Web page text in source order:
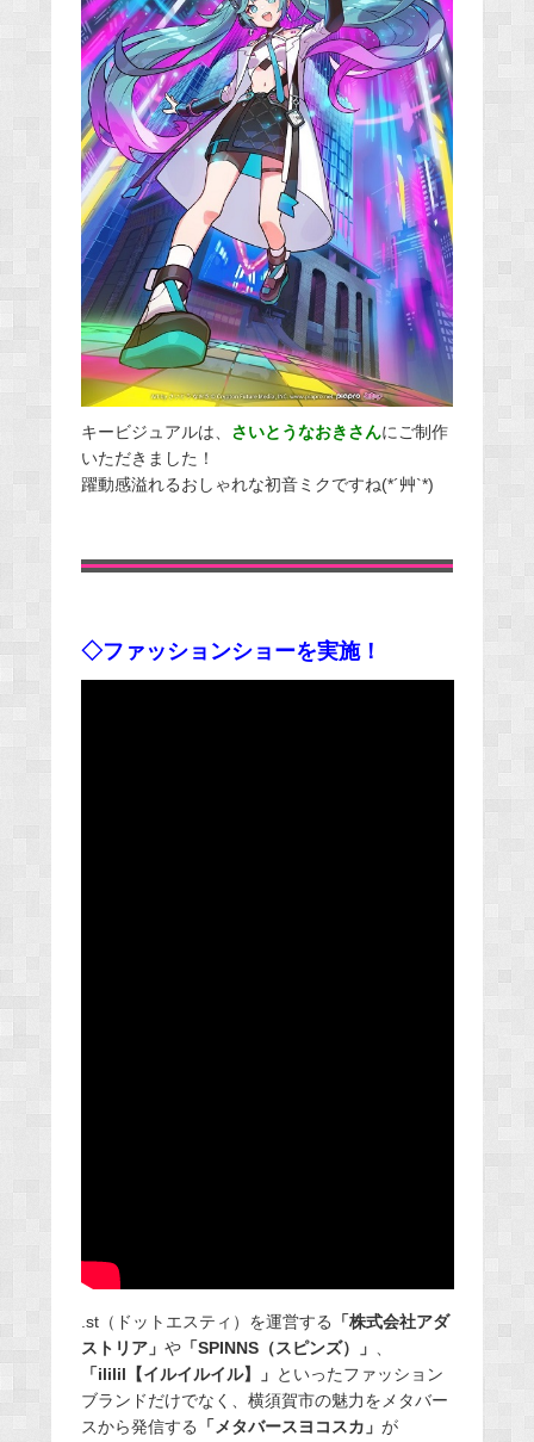
キービジュアルは、 さいとうなおきさんにご制作
いただきました！
躍動感溢れるおしゃれな初音ミクですね(*´艸`*)
◇ファッションショーを実施！
.st（ドットエスティ）を運営する 「株式会社アダ
ストリア」 や「SPINNS（スピンズ）」
「ililil【イルイルイル】」 といったファッション
ブランドだけでなく、横須賀市の魅力をメタバー
スから発信する 「メタバースヨコスカ」 が